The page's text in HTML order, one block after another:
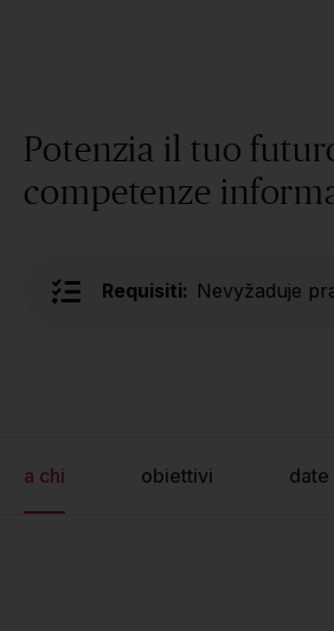
Potenzia il tuo
competenze
Requisiti: Nevyžaduje
a chi obiettivi date